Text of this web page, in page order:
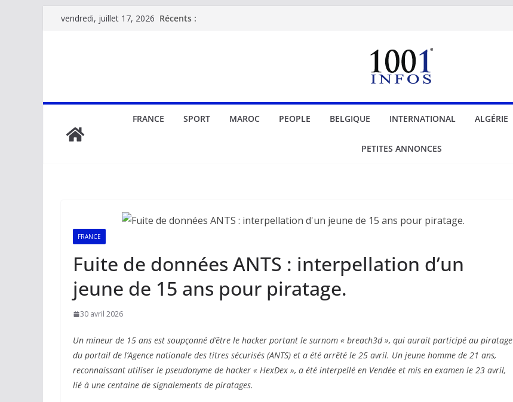
Passervendredi, juillet 17, 2026 Récents :
FRANCE SPORT MAROC PEOPLE BELGIQUE INTERNATIONAL ALGÉRIE
PETITES ANNONCES
FRANCE
Fuite de données ANTS : interpellation d’un
jeune de 15 ans pour piratage.
30 avril 2026
Un mineur de 15 ans est soupçonné d’être le hacker portant le surnom « breach3d », qui aurait participé au piratage
du portail de l’Agence nationale des titres sécurisés (ANTS) et a été arrêté le 25 avril. Un jeune homme de 21 ans,
reconnaissant utiliser le pseudonyme de hacker « HexDex », a été interpellé en Vendée et mis en examen le 23 avril,
lié à une centaine de signalements de piratages.